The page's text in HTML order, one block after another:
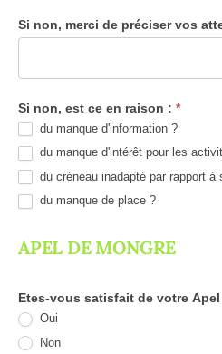
Si non, merci de préciser vos
Si non, est ce en raison : *
du manque d'information ?
du manque d'intérêt pour les
du créneau inadapté par rapport
du manque de place ?
APEL DE MONGRE
Etes-vous satisfait de votre Apel
Oui
Non